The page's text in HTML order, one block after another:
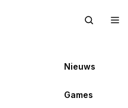
Nieuws
Games